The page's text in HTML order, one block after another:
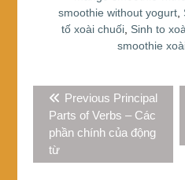
smoothie without yogurt,
tố xoài chuối Sinh to
smoothie
hướng
bài
viết
Previous Previous
post:
Principal
Parts of Verbs – Các
phần chính của động
từ